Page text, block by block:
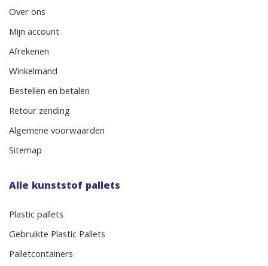
Over ons
Mijn account
Afrekenen
Winkelmand
Bestellen en betalen
Retour zending
Algemene voorwaarden
Sitemap
Alle kunststof pallets
Plastic pallets
Gebruikte Plastic Pallets
Palletcontainers